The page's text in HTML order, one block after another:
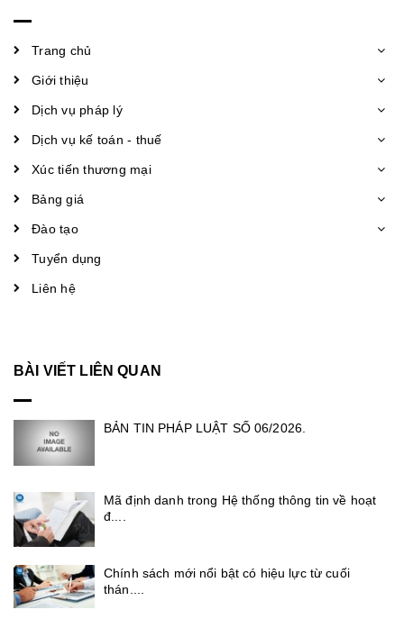
Trang chủ
Giới thiệu
Dịch vụ pháp lý
Dịch vụ kế toán - thuế
Xúc tiến thương mại
Bảng giá
Đào tạo
Tuyển dụng
Liên hệ
BÀI VIẾT LIÊN QUAN
BẢN TIN PHÁP LUẬT SỐ 06/2026.
Mã định danh trong Hệ thống thông tin về hoạt
đ....
Chính sách mới nổi bật có hiệu lực từ cuối
thán....